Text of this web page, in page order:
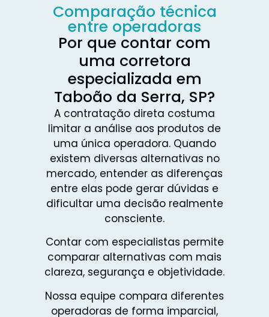
Comparação técnica
entre operadoras
Por que contar com
uma corretora
especializada em
Taboão da Serra, SP?
A contratação direta costuma
limitar a análise aos produtos de
uma única operadora. Quando
existem diversas alternativas no
mercado, entender as diferenças
entre elas pode gerar dúvidas e
dificultar uma decisão realmente
consciente.
Contar com especialistas permite
comparar alternativas com mais
clareza, segurança e objetividade.
Nossa equipe compara diferentes
operadoras de forma imparcial,